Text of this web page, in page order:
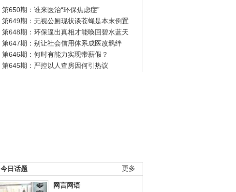
第650期：谁来医治“环保焦虑症”
第649期：无视公厕现状谈苍蝇是本末倒置
第648期：环保逼出真相才能唤回碧水蓝天
第647期：别让社会信用体系成医改羁绊
第646期：何时有能力实现带薪假？
第645期：严控以人查房因何引热议
更多
今日话题
网言网语